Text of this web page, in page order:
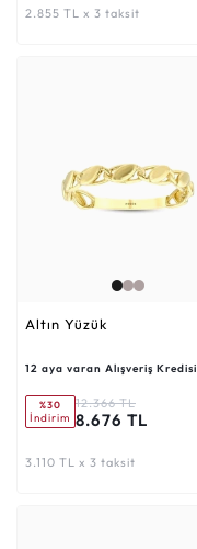
2.855 TL x 3 taksit
Altın Yüzük
12 aya varan Alışveriş Kredisi
%30
İndirim
12.366 TL
8.676 TL
3.110 TL x 3 taksit